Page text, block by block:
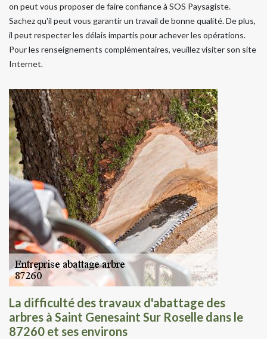
on peut vous proposer de faire confiance à SOS Paysagiste.
Sachez qu'il peut vous garantir un travail de bonne qualité. De plus,
il peut respecter les délais impartis pour achever les opérations.
Pour les renseignements complémentaires, veuillez visiter son site
Internet.
La difficulté des travaux d'abattage des
arbres à Saint Genesaint Sur Roselle dans le
87260 et ses environs